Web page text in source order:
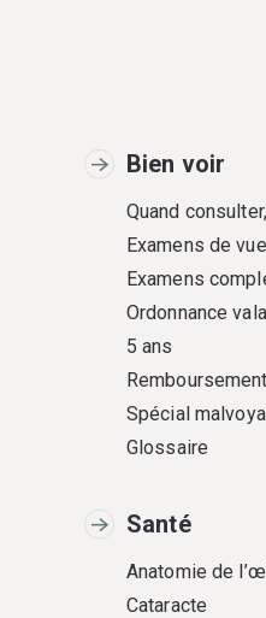
Bien voir
Quand
Examens de vue
Examens
Ordonnance
5 ans
Spécial
Glossaire
Santé
Anatomie de
Cataracte